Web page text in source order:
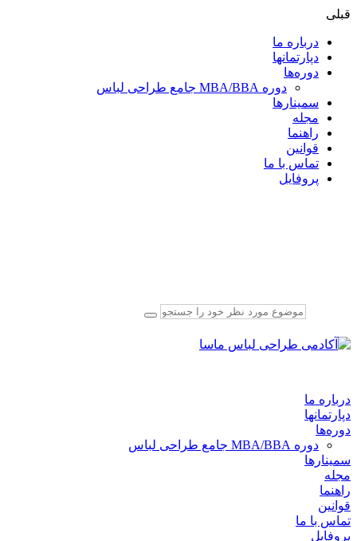
قبلی
درباره ما
دپارتمانها
دوره‌ها
دوره MBA/BBA جامع طراحی لباس
سمینارها
مجله
راهنما
قوانین
تماس با ما
پروفایل
درباره ما
دپارتمانها
دوره‌ها
دوره MBA/BBA جامع طراحی لباس
سمینارها
مجله
راهنما
قوانین
تماس با ما
پروفایل